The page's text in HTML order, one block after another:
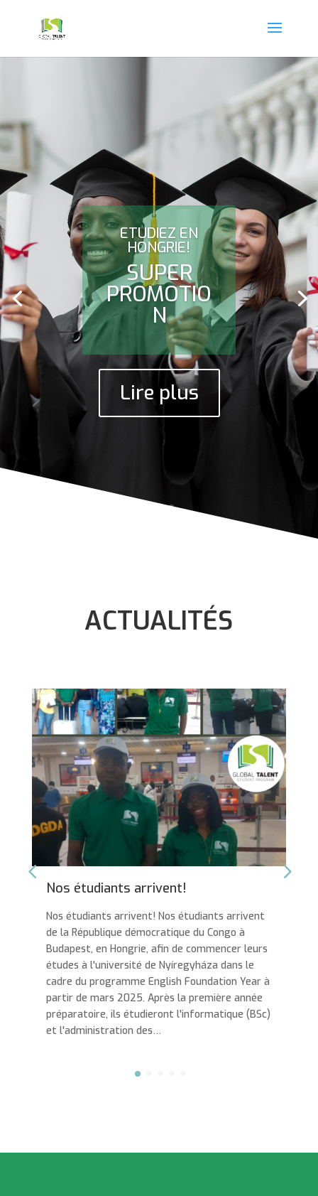
ETUDIEZ EN
HONGRIE!
SUPER
PROMOTIO
N
Lire plus
ACTUALITÉS
arrivent
du Congo à
leurs
dans le
Year à
année
(BSc)
Demande de visa pour nos
Demande de visa pour nos nouveaux
Nous avons récemment organisé avec
les entretiens de visa pour les
débuteront leurs études en Hongrie au
semestre de février 2025. Ces
prévus pour la fin janvier 2025,
étape essentielle pour garantir un